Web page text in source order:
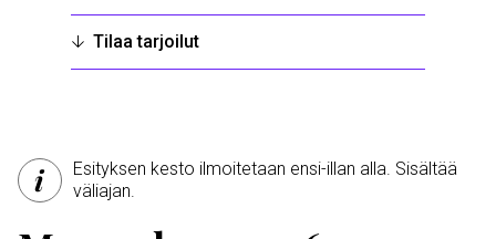
Tilaa tarjoilut
Esityksen kesto ilmoitetaan ensi-illan alla. Sisältää
väliajan.